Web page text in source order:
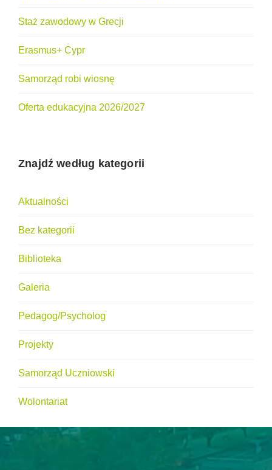
Staż zawodowy w Grecji
Erasmus+ Cypr
Samorząd robi wiosnę
Oferta edukacyjna 2026/2027
Znajdź według kategorii
Aktualności
Bez kategorii
Biblioteka
Galeria
Pedagog/Psycholog
Projekty
Samorząd Uczniowski
Wolontariat